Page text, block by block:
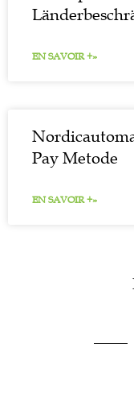
EN SAVOIR +»
Pay Metode
EN SAVOIR +»